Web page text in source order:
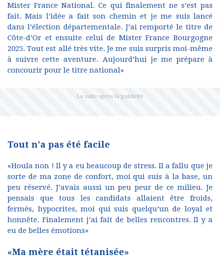
Mister France National. Ce qui finalement ne s’est pas
fait. Mais l’idée a fait son chemin et je me suis lancé
dans l’élection départementale. J’ai remporté le titre de
Côte-d’Or et ensuite celui de Mister France Bourgogne
2025. Tout est allé très vite. Je me suis surpris moi-même
à suivre cette aventure. Aujourd’hui je me prépare à
concourir pour le titre national»
Tout n’a pas été facile
«Houla non ! Il y a eu beaucoup de stress. Il a fallu que je
sorte de ma zone de confort, moi qui suis à la base, un
peu réservé. J’avais aussi un peu peur de ce milieu. Je
pensais que tous les candidats allaient être froids,
fermés, hypocrites, moi qui suis quelqu’un de loyal et
honnête. Finalement j’ai fait de belles rencontres. Il y a
eu de belles émotions»
«Ma mère était tétanisée»